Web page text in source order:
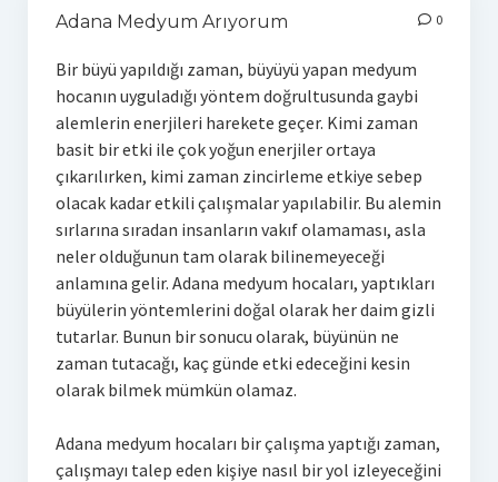
Adana Medyum Arıyorum 0
Bir büyü yapıldığı zaman, büyüyü yapan medyum
hocanın uyguladığı yöntem doğrultusunda gaybi
alemlerin enerjileri harekete geçer. Kimi zaman
basit bir etki ile çok yoğun enerjiler ortaya
çıkarılırken, kimi zaman zincirleme etkiye sebep
olacak kadar etkili çalışmalar yapılabilir. Bu alemin
sırlarına sıradan insanların vakıf olamaması, asla
neler olduğunun tam olarak bilinemeyeceği
anlamına gelir. Adana medyum hocaları, yaptıkları
büyülerin yöntemlerini doğal olarak her daim gizli
tutarlar. Bunun bir sonucu olarak, büyünün ne
zaman tutacağı, kaç günde etki edeceğini kesin
olarak bilmek mümkün olamaz.
Adana medyum hocaları bir çalışma yaptığı zaman,
çalışmayı talep eden kişiye nasıl bir yol izleyeceğini